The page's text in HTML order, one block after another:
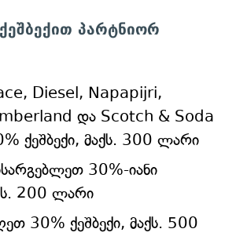
პარტნიორ
Diesel, Napapijri,
და Scotch & Soda
ქეშბექი, მაქს. 300 ლარი
30%-იანი
200 ლარი
30% ქეშბექი, მაქს. 500